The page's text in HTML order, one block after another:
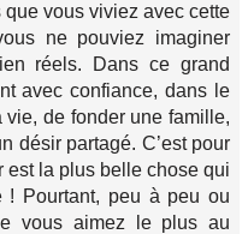
vous viviez avec cette
ne pouviez imaginer
réels. Dans ce grand
avec confiance, dans le
vie, de fonder une famille,
désir partagé. C’est pour
est la plus belle chose qui
! Pourtant, peu à peu ou
vous aimez le plus au